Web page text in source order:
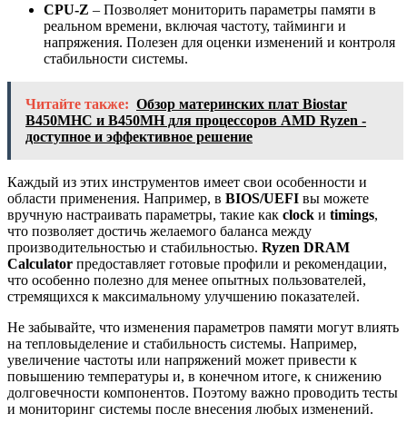
CPU-Z – Позволяет мониторить параметры памяти в
реальном времени, включая частоту, тайминги и
напряжения. Полезен для оценки изменений и контроля
стабильности системы.
Читайте также: Обзор материнских плат Biostar
B450MHC и B450MH для процессоров AMD Ryzen -
доступное и эффективное решение
Каждый из этих инструментов имеет свои особенности и
области применения. Например, в BIOS/UEFI вы можете
вручную настраивать параметры, такие как clock и timings,
что позволяет достичь желаемого баланса между
производительностью и стабильностью. Ryzen DRAM
Calculator предоставляет готовые профили и рекомендации,
что особенно полезно для менее опытных пользователей,
стремящихся к максимальному улучшению показателей.
Не забывайте, что изменения параметров памяти могут влиять
на тепловыделение и стабильность системы. Например,
увеличение частоты или напряжений может привести к
повышению температуры и, в конечном итоге, к снижению
долговечности компонентов. Поэтому важно проводить тесты
и мониторинг системы после внесения любых изменений.